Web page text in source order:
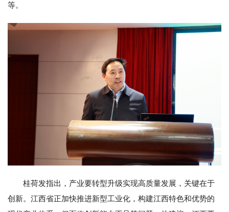
等。
桂荷发指出，产业要转型升级实现高质量发展，关键在于
创新。江西省正加快推进新型工业化，构建江西特色和优势的